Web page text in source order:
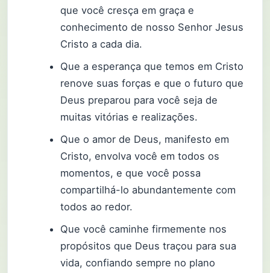
que você cresça em graça e
conhecimento de nosso Senhor Jesus
Cristo a cada dia.
Que a esperança que temos em Cristo
renove suas forças e que o futuro que
Deus preparou para você seja de
muitas vitórias e realizações.
Que o amor de Deus, manifesto em
Cristo, envolva você em todos os
momentos, e que você possa
compartilhá-lo abundantemente com
todos ao redor.
Que você caminhe firmemente nos
propósitos que Deus traçou para sua
vida, confiando sempre no plano